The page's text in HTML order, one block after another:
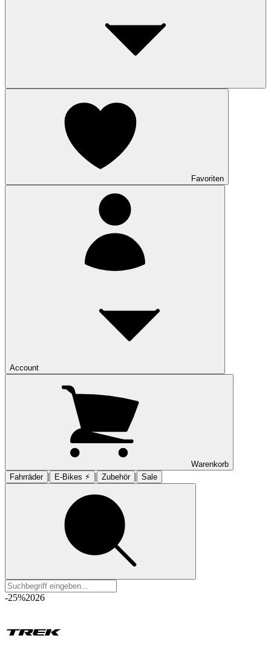
Favoriten
Account
Warenkorb
Fahrräder | E-Bikes ⚡︎ | Zubehör | Sale
-25%2026